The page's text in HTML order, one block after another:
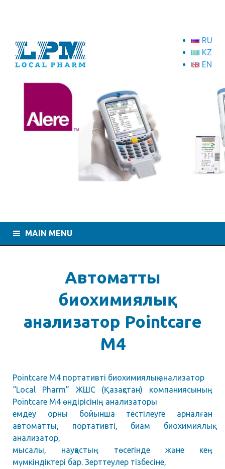
RU
KZ
EN
ТОО "Локал Фарм"
MAIN MENU
Автоматты
биохимиялық
анализатор Pointcare
M4
Pointcare M4 портативті биохимиялық анализатор
“Local Pharm” ЖШС (Қазақстан) компаниясының
Pointcare M4 өндірісінің анализаторы
емдеу орны бойынша тестілеуге арналған
автоматты, портативті, биам биохимиялық
анализатор,
мысалы, науқастың төсегінде және кең
мүмкіндіктері бар. Зерттеулер тізбесіне,